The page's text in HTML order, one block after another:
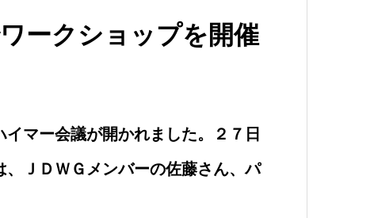
ークショップを開催
マー会議が開かれました。２７日
ＪＤＷＧメンバーの佐藤さん、パ